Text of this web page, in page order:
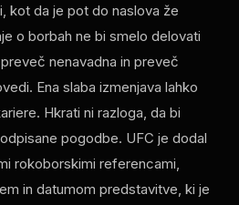
kot da je pot do naslova že
o borbah ne bi smelo delovati
nenavadna in preveč
Ena slaba izmenjava lahko
Hkrati ni razloga, da bi
pogodbe. UFC je dodal
rokoborskimi referencami,
in datumom predstavitve, ki je